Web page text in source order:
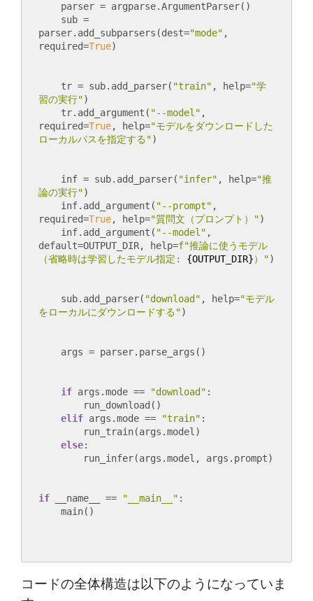
parser = argparse.ArgumentParser()
sub =
parser.add_subparsers(dest="mode" ,
required=True
tr = sub.add_parser( "train" , help="学
習の実行")
tr.add_argument( "--model" ,
required=True, help="モデルをダウンロードした
ローカルパスを指定する"
inf = sub.add_parser( "infer" , help="推
論の実行")
inf.add_argument( "--prompt" ,
required=True, help="質問文（プロンプト）")
inf.add_argument( "--model" ,
default=OUTPUT_DIR, help=f"推論に使うモデル
（省略時は学習したモデル指定: {OUTPUT_DIR}）"
sub.add_parser( "download" , help="モデル
をローカルにダウンロードする"
if args.mode == "download" :
run_download()
elif args.mode == "train" :
run_train(args.model)
else:
if __name__ == "__main__" :
コードの全体構造は以下のようになっていま